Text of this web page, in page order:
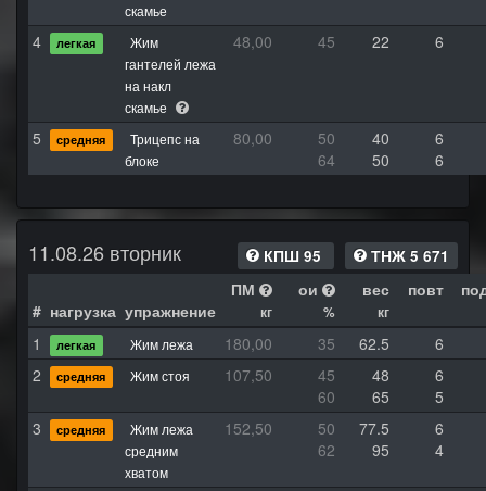
скамье
4 легкая
Жим
гантелей лежа
на накл
скамье
48,00 45 22 6
5 средняя
Трицепс на
блоке
80,00 50 40
6
64
50 6
11.08.26 вторник КПШ 95 ТНЖ 5 671
# нагрузка упражнение
ПМ
кг
ои
%
вес
кг
повт
1 легкая Жим лежа 180,00 35 62.5
6
2
средняя Жим стоя 107,50 45 48
6
60
65
5
3
средняя
Жим лежа
средним
хватом
152,50 50 77.5
6
62
95 4